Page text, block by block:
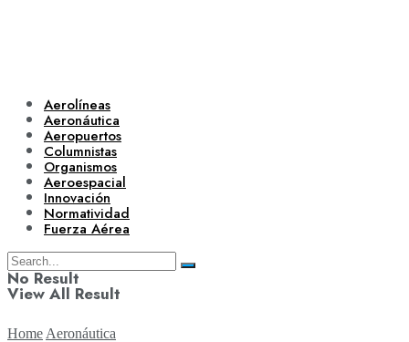
Aerolíneas
Aeronáutica
Aeropuertos
Columnistas
Organismos
Aeroespacial
Innovación
Normatividad
Fuerza Aérea
No Result
View All Result
Home Aeronáutica